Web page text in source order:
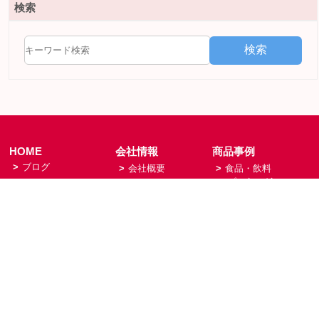
検索
検索
HOME
> ブログ
会社情報
> 会社概要
商品事例
> 食品・飲料
パッケージ